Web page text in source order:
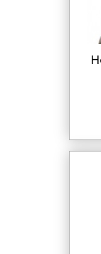
hélice 3 pales 13x19 inox